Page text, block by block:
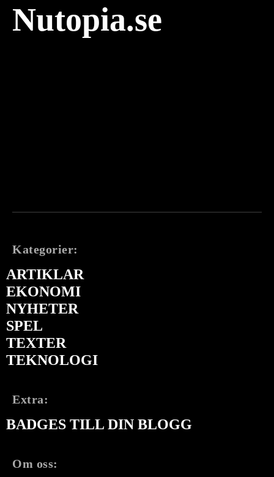
Nutopia.se
Kategorier:
ARTIKLAR
EKONOMI
NYHETER
SPEL
TEXTER
TEKNOLOGI
Extra:
BADGES TILL DIN BLOGG
Om oss: